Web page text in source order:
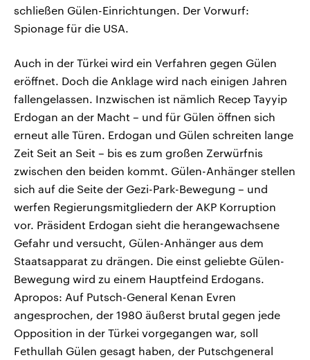
schließen Gülen-Einrichtungen. Der Vorwurf:
Spionage für die USA.
Auch in der Türkei wird ein Verfahren gegen Gülen
eröffnet. Doch die Anklage wird nach einigen Jahren
fallengelassen. Inzwischen ist nämlich Recep Tayyip
Erdogan an der Macht – und für Gülen öffnen sich
erneut alle Türen. Erdogan und Gülen schreiten lange
Zeit Seit an Seit – bis es zum großen Zerwürfnis
zwischen den beiden kommt. Gülen-Anhänger stellen
sich auf die Seite der Gezi-Park-Bewegung – und
werfen Regierungsmitgliedern der AKP Korruption
vor. Präsident Erdogan sieht die herangewachsene
Gefahr und versucht, Gülen-Anhänger aus dem
Staatsapparat zu drängen. Die einst geliebte Gülen-
Bewegung wird zu einem Hauptfeind Erdogans.
Apropos: Auf Putsch-General Kenan Evren
angesprochen, der 1980 äußerst brutal gegen jede
Opposition in der Türkei vorgegangen war, soll
Fethullah Gülen gesagt haben, der Putschgeneral